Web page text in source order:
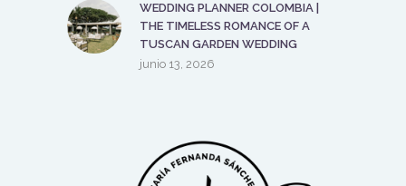
WEDDING PLANNER COLOMBIA |
THE TIMELESS ROMANCE OF A
TUSCAN GARDEN WEDDING
junio 13, 2026